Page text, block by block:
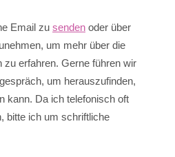
Email zu senden oder über
um mehr über die
zu erfahren. Gerne führen wir
um herauszufinden,
kann. Da ich telefonisch oft
bitte ich um schriftliche